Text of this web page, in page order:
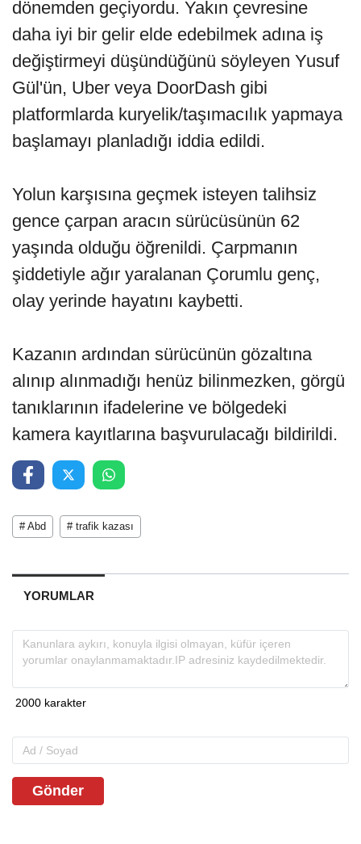
dönemden geçiyordu. Yakın çevresine
daha iyi bir gelir elde edebilmek adına iş
değiştirmeyi düşündüğünü söyleyen Yusuf
Gül'ün, Uber veya DoorDash gibi
platformlarda kuryelik/taşımacılık yapmaya
başlamayı planladığı iddia edildi.
Yolun karşısına geçmek isteyen talihsiz
gence çarpan aracın sürücüsünün 62
yaşında olduğu öğrenildi. Çarpmanın
şiddetiyle ağır yaralanan Çorumlu genç,
olay yerinde hayatını kaybetti.
Kazanın ardından sürücünün gözaltına
alınıp alınmadığı henüz bilinmezken, görgü
tanıklarının ifadelerine ve bölgedeki
kamera kayıtlarına başvurulacağı bildirildi.
# Abd # trafik kazası
YORUMLAR
Gönder